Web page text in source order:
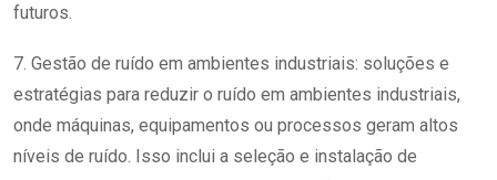
futuros.
7. Gestão de ruído em ambientes industriais: soluções e
estratégias para reduzir o ruído em ambientes industriais,
onde máquinas, equipamentos ou processos geram altos
níveis de ruído. Isso inclui a seleção e instalação de